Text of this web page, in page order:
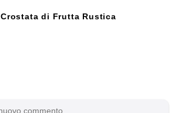
Crostata di Frutta Rustica